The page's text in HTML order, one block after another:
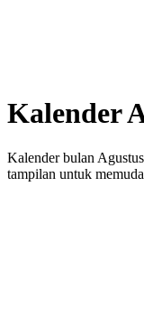
Kalender
Kalender bulan
tampilan untuk